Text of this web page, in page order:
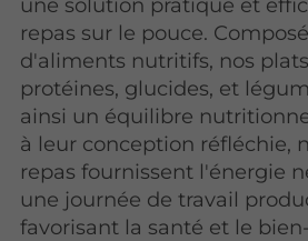
repas sur le pouce.
d'aliments nutritifs, nos
protéines, glucides, et
ainsi un équilibre
à leur conception réfléchie,
repas fournissent l'énergie
une journée de travail
favorisant la santé et le